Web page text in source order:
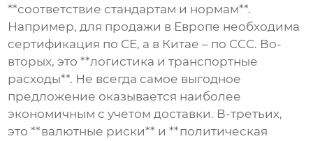
**соответствие стандартам и нормам**.
Например, для продажи в Европе необходима
сертификация по CE, а в Китае – по CCC. Во-
вторых, это **логистика и транспортные
расходы**. Не всегда самое выгодное
предложение оказывается наиболее
экономичным с учетом доставки. В-третьих,
это **валютные риски** и **политическая